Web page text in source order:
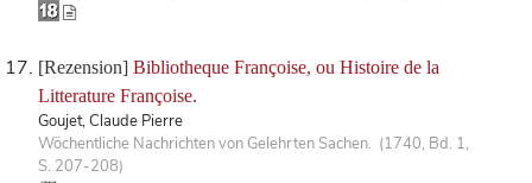
[Rezension] Bibliotheque Françoise, ou Histoire de la
Litterature Françoise.
Goujet, Claude Pierre
Wöchentliche Nachrichten von Gelehrten Sachen. (1740, Bd. 1,
S. 207-208)